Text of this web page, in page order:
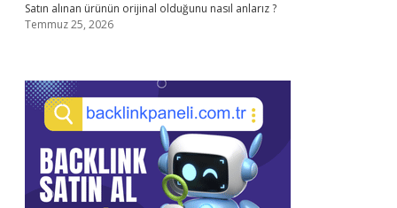
Satın alınan ürünün orijinal olduğunu nasıl anlarız ?
Temmuz 25, 2026